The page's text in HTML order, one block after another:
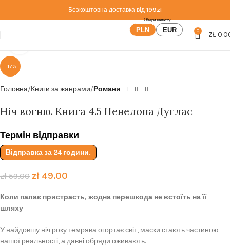
Безкоштовна доставка від 199zl
PLN EUR 0 ZŁ
-17%
Головна Книги за жанрами Романи
Ніч вогню. Книга 4.5 Пенелопа Дуглас
Термін відправки
Відправка за 24 години.
zł59.00 zł49.00
Коли палає пристрасть, жодна перешкода не встоїть на її
шляху
У найдовшу ніч року темрява огортає світ, маски стають частиною
нашої реальності, а давні обряди оживають.